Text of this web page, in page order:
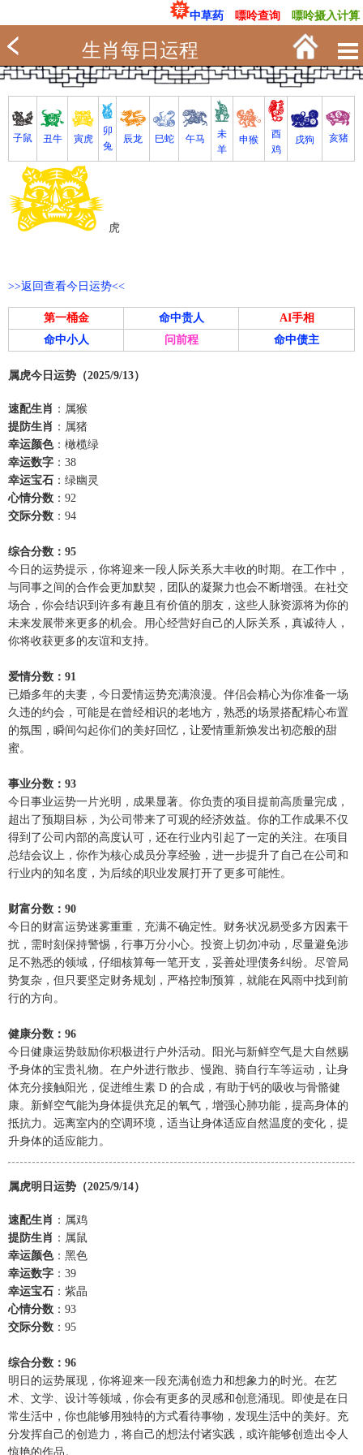
中草药 嘌呤查询 嘌呤摄入计算
生肖每日运程
子鼠 丑牛 寅虎
卯
兔
辰龙 巳蛇 午马
未
羊
申猴
酉
鸡
戌狗 亥猪
虎
>>返回查看今日运势<<
第一桶金 命中贵人
AI手相
命中小人
问前程 命中债主
属虎今日运势（2025/9/13）
速配生肖 ：属猴
提防生肖 ：属猪
幸运颜色：橄榄绿
幸运数字 ：38
幸运宝石 ：绿幽灵
心情分数 ：92
交际分数 ：94
综合分数：95
今日的运势提示，你将迎来一段人际关系大丰收的时期。在工作中，
与同事之间的合作会更加默契，团队的凝聚力也会不断增强。在社交
场合，你会结识到许多有趣且有价值的朋友，这些人脉资源将为你的
未来发展带来更多的机会。用心经营好自己的人际关系，真诚待人，
你将收获更多的友谊和支持。
爱情分数：91
已婚多年的夫妻，今日爱情运势充满浪漫。伴侣会精心为你准备一场
久违的约会，可能是在曾经相识的老地方，熟悉的场景搭配精心布置
的氛围，瞬间勾起你们的美好回忆，让爱情重新焕发出初恋般的甜
蜜。
事业分数：93
今日事业运势一片光明，成果显著。你负责的项目提前高质量完成，
超出了预期目标，为公司带来了可观的经济效益。你的工作成果不仅
得到了公司内部的高度认可，还在行业内引起了一定的关注。在项目
总结会议上，你作为核心成员分享经验，进一步提升了自己在公司和
行业内的知名度，为后续的职业发展打开了更多可能性。
财富分数：90
今日的财富运势迷雾重重，充满不确定性。财务状况易受多方因素干
扰，需时刻保持警惕，行事万分小心。投资上切勿冲动，尽量避免涉
足不熟悉的领域，仔细核算每一笔开支，妥善处理债务纠纷。尽管局
势复杂，但只要坚定财务规划，严格控制预算，就能在风雨中找到前
行的方向。
健康分数：96
今日健康运势鼓励你积极进行户外活动。阳光与新鲜空气是大自然赐
予身体的宝贵礼物。在户外进行散步、慢跑、骑自行车等运动，让身
体充分接触阳光，促进维生素 D 的合成，有助于钙的吸收与骨骼健
康。新鲜空气能为身体提供充足的氧气，增强心肺功能，提高身体的
抵抗力。远离室内的空调环境，适当让身体适应自然温度的变化，提
升身体的适应能力。
属虎明日运势（2025/9/14）
速配生肖 ：属鸡
提防生肖 ：属鼠
幸运颜色：黑色
幸运数字 ：39
幸运宝石 ：紫晶
心情分数 ：93
交际分数 ：95
综合分数：96
明日的运势展现，你将迎来一段充满创造力和想象力的时光。在艺
术、文学、设计等领域，你会有更多的灵感和创意涌现。即使是在日
常生活中，你也能够用独特的方式看待事物，发现生活中的美好。充
分发挥自己的创造力，将自己的想法付诸实践，或许能够创造出令人
惊艳的作品。